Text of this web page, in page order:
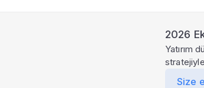
2026
Yatırım
Size